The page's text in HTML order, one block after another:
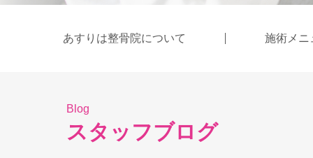
あすりは整骨院について 施術メニ
Blog
スタッフブログ